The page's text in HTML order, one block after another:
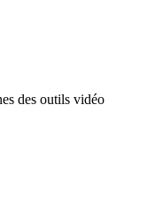
des outils vidéo